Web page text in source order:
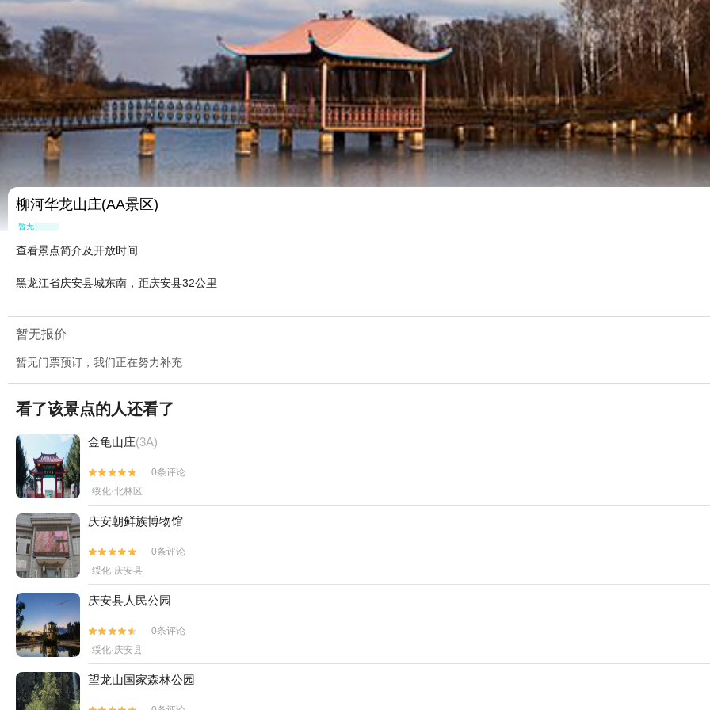
柳河华龙山庄(AA景区)
暂无点评
查看景点简介及开放时间
黑龙江省庆安县城东南，距庆安县32公里
暂无报价
暂无门票预订，我们正在努力补充
看了该景点的人还看了
金龟山庄(3A)


0条评论
绥化·北林区
庆安朝鲜族博物馆


0条评论
绥化·庆安县
庆安县人民公园


0条评论
绥化·庆安县
望龙山国家森林公园